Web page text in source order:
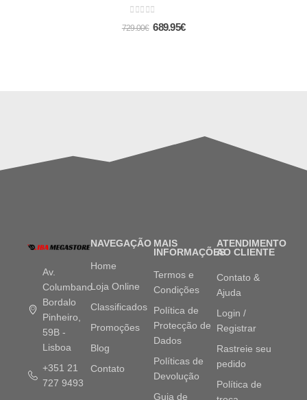
out of 5
729.00€ 689.95€
Av.
Columbano
Bordalo
Pinheiro,
59B -
Lisboa
+351 21
727 9493
NAVEGAÇÃO
Home
Loja Online
Classificados
Promoções
Blog
Contato
MAIS
INFORMAÇÕES
Termos e
Condições
Política de
Protecção de
Dados
Políticas de
Devolução
Guia de
ATENDIMENTO
AO CLIENTE
Contato &
Ajuda
Login /
Registrar
Rastreie seu
pedido
Política de